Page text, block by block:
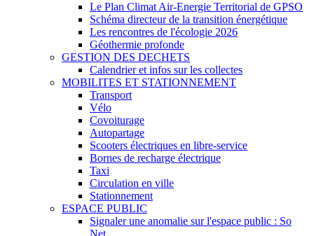
Le Plan Climat Air-Energie Territorial de GPSO
Schéma directeur de la transition énergétique
Les rencontres de l'écologie 2026
Géothermie profonde
GESTION DES DECHETS
Calendrier et infos sur les collectes
MOBILITES ET STATIONNEMENT
Transport
Vélo
Covoiturage
Autopartage
Scooters électriques en libre-service
Bornes de recharge électrique
Taxi
Circulation en ville
Stationnement
ESPACE PUBLIC
Signaler une anomalie sur l'espace public : So
Net